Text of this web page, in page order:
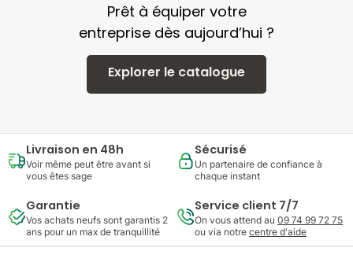
Prêt à équiper votre
entreprise dès aujourd’hui ?
Explorer le catalogue
Livraison en 48h
Voir même peut être avant si
vous êtes sage
Sécurisé
Un partenaire de confiance à
chaque instant
Garantie
Vos achats neufs sont garantis 2
ans pour un max de tranquillité
Service client 7/7
On vous attend au 09 74 99 72 75
ou via notre centre d'aide